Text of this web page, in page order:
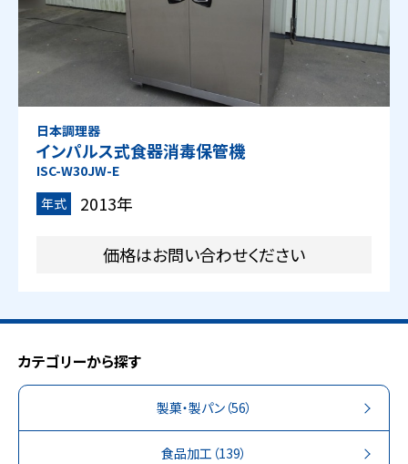
日本調理器
インパルス式食器消毒保管機
ISC-W30JW-E
年式
2013年
価格はお問い合わせください
カテゴリーから探す
製菓・製パン（56）
食品加工 （139）